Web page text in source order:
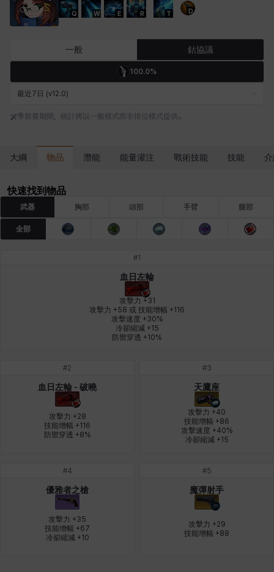
妮婭 妮琪 威廉 娜汀 尤斯蒂娜 布萊爾
洛茲 海因茨 玹雨 珍妮 琪婭拉 瑪蒂娜
秀凱 秀雅
翡翠 肯尼思
艾登 艾迪娜
莉央 菲歐拉
蓋瑞特 達爾科
阿爾達 雪琳
Q W E R T D
一般 鈷協議
100.0%
最近7日 (v12.0)
季前賽期間，統計將以一般模式而非排位模式提供。
大綱 物品 潛能 能量灌注 戰術技能 技能
快速找到物品
武器 胸部 頭部 手臂 腿部
全部
#1
血日左輪
攻擊力 +31
攻擊力 +58 或 技能增幅 +116
攻擊速度 +30%
冷卻縮減 +15
防禦穿透 +10%
#2
血日左輪 - 破曉
攻擊力 +28
技能增幅 +116
防禦穿透 +8%
#3
天鷹座
攻擊力 +40
技能增幅 +86
攻擊速度 +40%
冷卻縮減 +15
#4
優雅者之槍
攻擊力 +35
技能增幅 +67
冷卻縮減 +10
#5
魔彈射手
攻擊力 +29
技能增幅 +88